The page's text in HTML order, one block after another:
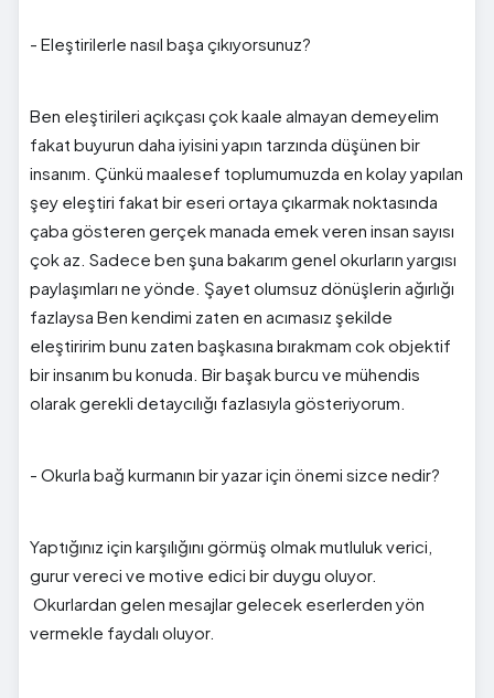
- Eleştirilerle nasıl başa çıkıyorsunuz?
Ben eleştirileri açıkçası çok kaale almayan demeyelim
fakat buyurun daha iyisini yapın tarzında düşünen bir
insanım. Çünkü maalesef toplumumuzda en kolay yapılan
şey eleştiri fakat bir eseri ortaya çıkarmak noktasında
çaba gösteren gerçek manada emek veren insan sayısı
çok az. Sadece ben şuna bakarım genel okurların yargısı
paylaşımları ne yönde. Şayet olumsuz dönüşlerin ağırlığı
fazlaysa Ben kendimi zaten en acımasız şekilde
eleştiririm bunu zaten başkasına bırakmam cok objektif
bir insanım bu konuda. Bir başak burcu ve mühendis
olarak gerekli detaycılığı fazlasıyla gösteriyorum.
- Okurla bağ kurmanın bir yazar için önemi sizce nedir?
Yaptığınız için karşılığını görmüş olmak mutluluk verici,
gurur vereci ve motive edici bir duygu oluyor.
Okurlardan gelen mesajlar gelecek eserlerden yön
vermekle faydalı oluyor.